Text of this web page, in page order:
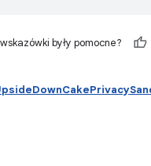
były pomocne?